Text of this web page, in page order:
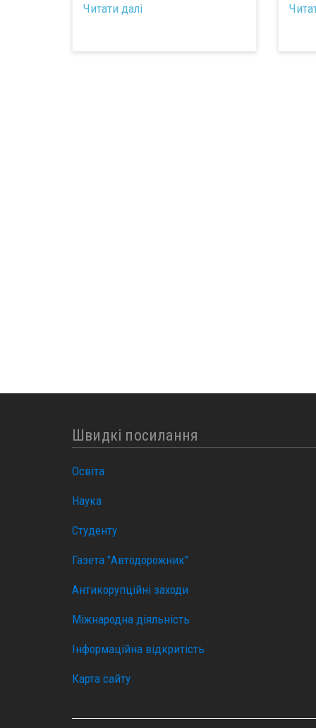
Читати далі
Швидкі посилання
Освіта
Наука
Студенту
Газета "Автодорожник"
Антикорупційні заходи
Міжнародна діяльність
Інформаційна відкритість
Карта сайту